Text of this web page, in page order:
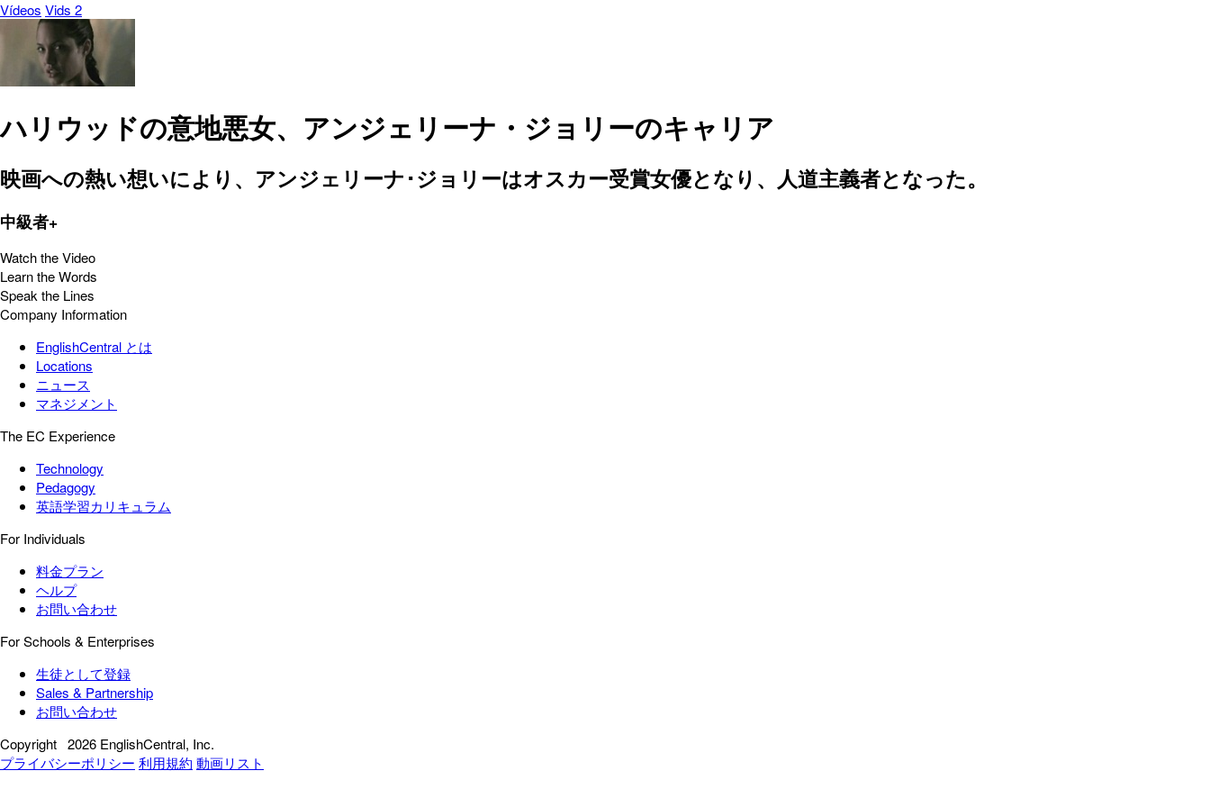
Vídeos Vids 2
ハリウッドの意地悪女、アンジェリーナ・ジョリーのキャリア
映画への熱い想いにより、アンジェリーナ･ジョリーはオスカー受賞女優となり、人道主義者となった。
中級者+
Watch the Video
Learn the Words
Speak the Lines
Company Information
EnglishCentral とは
Locations
ニュース
マネジメント
The EC Experience
Technology
Pedagogy
英語学習カリキュラム
For Individuals
料金プラン
ヘルプ
お問い合わせ
For Schools & Enterprises
生徒として登録
Sales & Partnership
お問い合わせ
Copyright 2026 EnglishCentral, Inc.
プライバシーポリシー 利用規約 動画リスト